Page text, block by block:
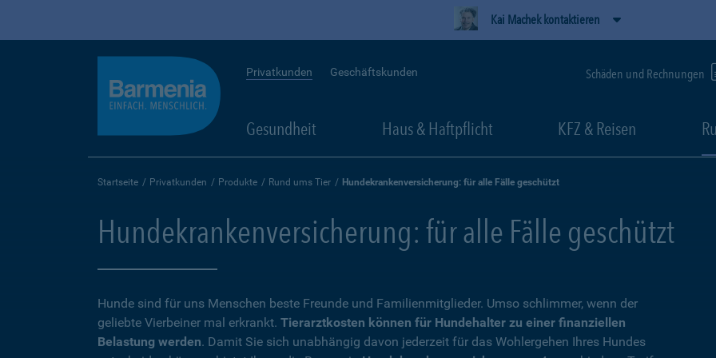
Kai Machek kontaktieren
Privatkunden Geschäftskunden Schäden und Rechnungen
Gesundheit Haus & Haftpflicht KFZ & Reisen
Startseite Privatkunden Produkte Rund ums Tier Hundekrankenversicherung: für alle Fälle geschützt
Hundekrankenversicherung: für alle Fälle geschützt
Hunde sind für uns Menschen beste Freunde und Familienmitglieder. Umso schlimmer, wenn der
geliebte Vierbeiner mal erkrankt. Tierarztkosten können für Hundehalter zu einer finanziellen
Belastung werden. Damit Sie sich unabhängig davon jederzeit für das Wohlergehen Ihres Hundes